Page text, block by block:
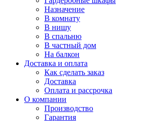
Назначение
В комнату
В нишу
В спальню
В частный дом
На балкон
Доставка и оплата
Как сделать заказ
Доставка
Оплата и рассрочка
О компании
Производство
Гарантия